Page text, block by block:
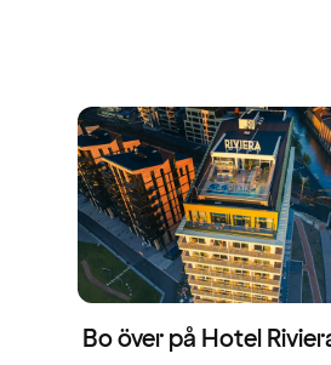
Bo över på Hotel